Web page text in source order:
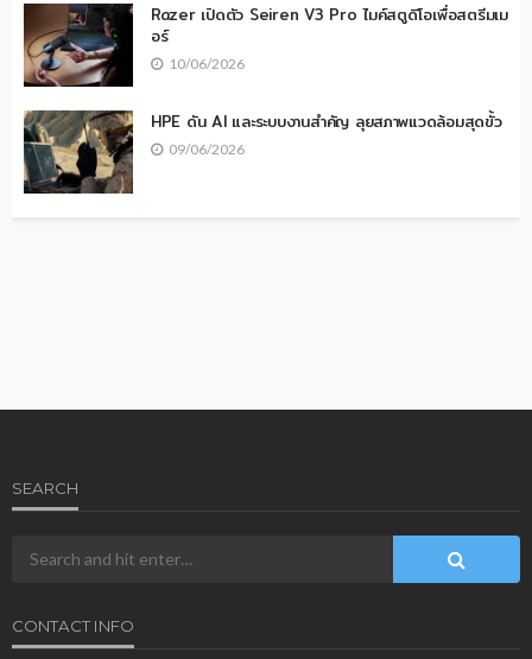
Razer เปิดตัว Seiren V3 Pro ไมค์สตูดิโอเพื่อสตรีมเม
อร์
10/06/2026
HPE ดัน AI และระบบงานสำคัญ ลุยสภาพแวดล้อมสุดขั้ว
09/06/2026
SEARCH
CONTACT INFO